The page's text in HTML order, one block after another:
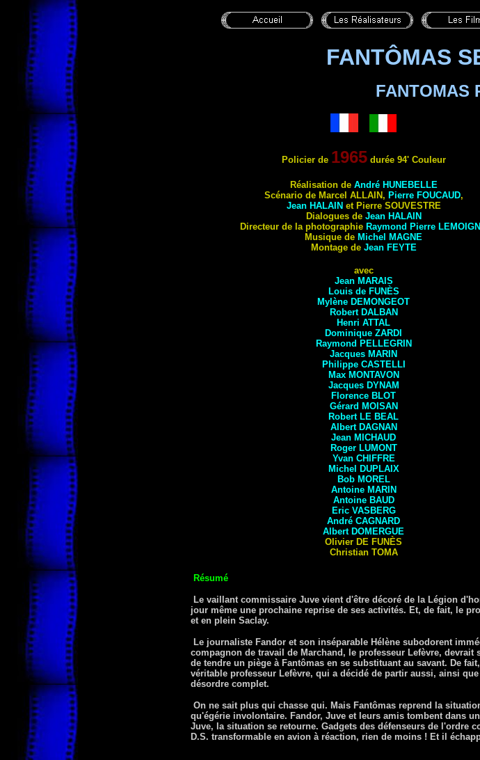
FANTÔMAS
FANTOMAS
Policier de 1965durée 94' Couleur
Réalisation de André HUNEBELLE
Scénario de Marcel ALLAIN , Pierre FOUCAUD,
Jean HALAIN et Pierre SOUVESTRE
Dialogues de Jean HALAIN
Directeur de la photographie Raymond Pierre
Musique de Michel MAGNE
Montage de Jean FEYTE
avec
Jean MARAIS
Louis de FUNÈS
Mylène DEMONGEOT
Robert DALBAN
Henri ATTAL
Dominique ZARDI
Raymond PELLEGRIN
Jacques MARIN
Philippe CASTELLI
Max MONTAVON
Jacques DYNAM
Florence BLOT
Gérard MOISAN
Robert LE BEAL
Albert DAGNAN
Jean MICHAUD
Roger LUMONT
Yvan CHIFFRE
Michel
DUPLAIX
Bob MOREL
Antoine MARIN
AntoineBAUD
Eric VASBERG
André CAGNARD
Albert DOMERGUE
Olivier DE FUNÈS
Christian TOMA
Résumé
Le vaillant commissaire Juve vient d'être décoré de la Légion
jour même une prochaine reprise de ses activités. Et, de fait, le
et en plein Saclay.
Le journaliste Fandor et son inséparable Hélène subodorent
compagnon de travail de Marchand, le professeur Lefèvre,
de tendre un piège à Fantômas en se substituant au savant. De
véritable professeur Lefèvre, qui a décidé de partir aussi, ainsi
désordre complet.
On ne sait plus qui chasse qui. Mais Fantômas reprend la
qu'égérie involontaire. Fandor, Juve et leurs amis tombent dans
Juve, la situation se retourne. Gadgets des défenseurs de l'ordre
D.S. transformable en avion à réaction, rien de moins ! Et il